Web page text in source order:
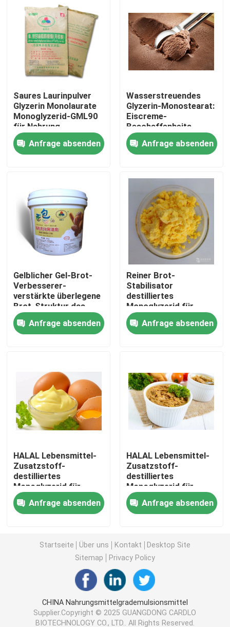
Haus
Produkte
VR-Show
Über uns
Qualitätskontrolle
Kontaktiere uns
Fordern Sie ein Zitat
Emulsionsmittel der Nahrunge471
Nahrungsmittelgrademulsionsmittel
Naturkost-Emulsionsmittel
Mono und Diglyceride
Glyzerin-Monostearat
Kuchen-Verbesserer-Emulsionsmittel
Saures Laurinpulver
Glyzerin Monolaurate
Monoglyzerid-GML90
für Nahrung
Anfrage absenden
Wasserstreuendes
Glyzerin-Monostearat:
Eiscreme-
Beschaffenheits-
Vergrößerer für die
sahnigen und glatten
gefrorenen
Anfrage absenden
Gelblicher Gel-Brot-
Verbesserer-
verstärkte überlegene
Brot-Struktur das
Brot-Volumen-
schnelle Erweichen
Anfrage absenden
Reiner Brot-
Stabilisator
destilliertes
Monoglyzerid für
Trockeneigelb
Anfrage absenden
HALAL Lebensmittel-
Zusatzstoff-
destilliertes
Monoglyzerid für
Mayonnaise
Anfrage absenden
HALAL Lebensmittel-
Zusatzstoff-
destilliertes
Monoglyzerid für
Paste
Anfrage absenden
Startseite Über uns Kontakt
Desktop Site
Sitemap
Privacy Policy
CHINA Nahrungsmittelgrademulsionsmittel
Supplier.Copyright © 2025 GUANGDONG CARDLO
BIOTECHNOLOGY CO., LTD.. All Rights Reserved.